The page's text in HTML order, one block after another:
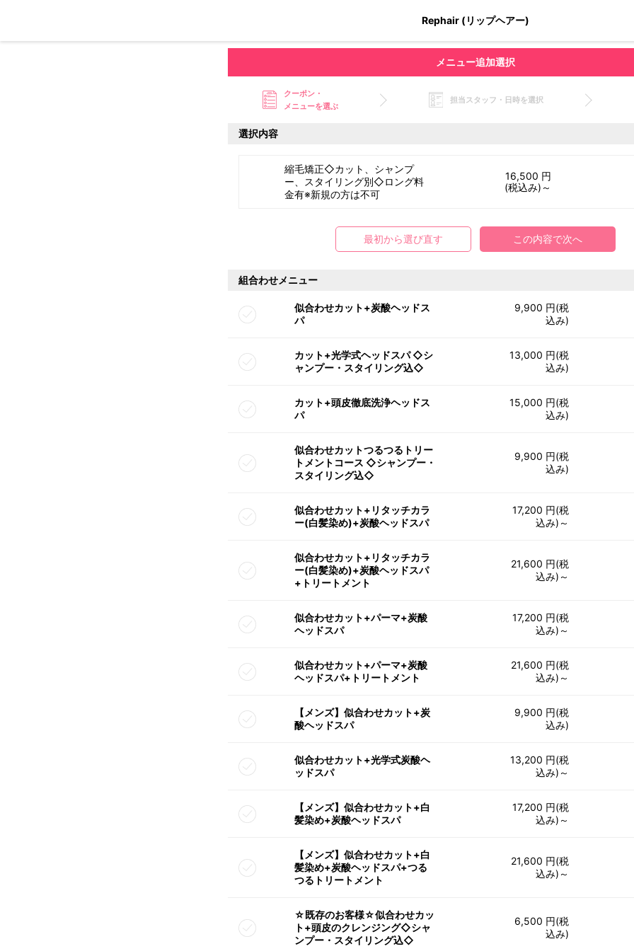
Rephair (リップヘアー)
メニュー追加選択
クーポン・
メニューを選ぶ
担当スタッフ・日時を選択
選択内容
縮毛矯正◇カット、シャンプ
ー、スタイリング別◇ロング料
金有※新規の方は不可
16,500 円
(税込み)～
最初から選び直す この内容で次へ
組合わせメニュー
似合わせカット+炭酸ヘッドス
パ
9,900 円(税
込み)
カット+光学式ヘッドスパ ◇シ
ャンプー・スタイリング込◇
13,000 円(税
込み)
カット+頭皮徹底洗浄ヘッドス
パ
15,000 円(税
込み)
似合わせカットつるつるトリー
トメントコース ◇シャンプー・
スタイリング込◇
9,900 円(税
込み)
似合わせカット+リタッチカラ
ー(白髪染め)+炭酸ヘッドスパ
17,200 円(税
込み)～
似合わせカット+リタッチカラ
ー(白髪染め)+炭酸ヘッドスパ
+トリートメント
21,600 円(税
込み)～
似合わせカット+パーマ+炭酸
ヘッドスパ
17,200 円(税
込み)～
似合わせカット+パーマ+炭酸
ヘッドスパ+トリートメント
21,600 円(税
込み)～
【メンズ】似合わせカット+炭
酸ヘッドスパ
9,900 円(税
込み)
似合わせカット+光学式炭酸ヘ
ッドスパ
13,200 円(税
込み)～
【メンズ】似合わせカット+白
髪染め+炭酸ヘッドスパ
17,200 円(税
込み)～
【メンズ】似合わせカット+白
髪染め+炭酸ヘッドスパ+つる
つるトリートメント
21,600 円(税
込み)～
☆既存のお客様☆似合わせカッ
ト+頭皮のクレンジング◇シャ
ンプー・スタイリング込◇
6,500 円(税
込み)